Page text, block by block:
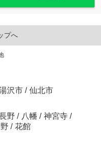
プへ
沢市 / 仙北市
野 / 八幡 / 神宮寺 /
/ 花館